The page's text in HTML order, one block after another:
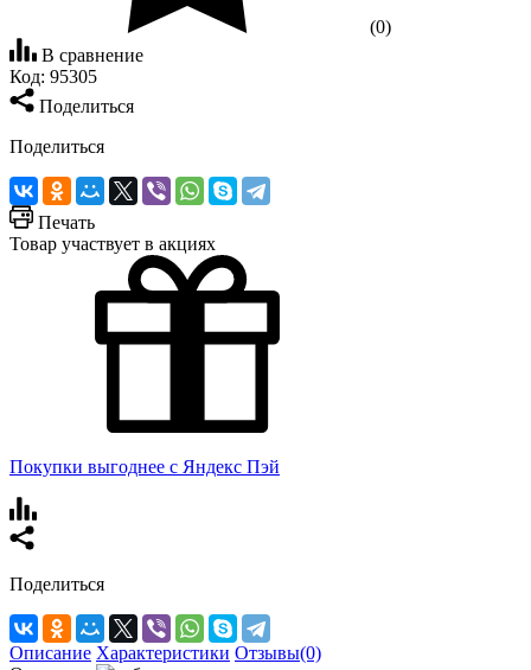
(0)
В сравнение
Код: 95305
Поделиться
Поделиться
Печать
Товар участвует в акциях
Покупки выгоднее с Яндекс Пэй
Поделиться
Описание Характеристики Отзывы(0)